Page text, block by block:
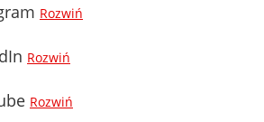
Rozwiń
Rozwiń
Rozwiń